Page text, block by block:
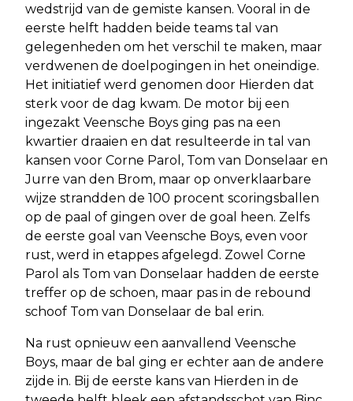
wedstrijd van de gemiste kansen. Vooral in de
eerste helft hadden beide teams tal van
gelegenheden om het verschil te maken, maar
verdwenen de doelpogingen in het oneindige.
Het initiatief werd genomen door Hierden dat
sterk voor de dag kwam. De motor bij een
ingezakt Veensche Boys ging pas na een
kwartier draaien en dat resulteerde in tal van
kansen voor Corne Parol, Tom van Donselaar en
Jurre van den Brom, maar op onverklaarbare
wijze strandden de 100 procent scoringsballen
op de paal of gingen over de goal heen. Zelfs
de eerste goal van Veensche Boys, even voor
rust, werd in etappes afgelegd. Zowel Corne
Parol als Tom van Donselaar hadden de eerste
treffer op de schoen, maar pas in de rebound
schoof Tom van Donselaar de bal erin.
Na rust opnieuw een aanvallend Veensche
Boys, maar de bal ging er echter aan de andere
zijde in. Bij de eerste kans van Hierden in de